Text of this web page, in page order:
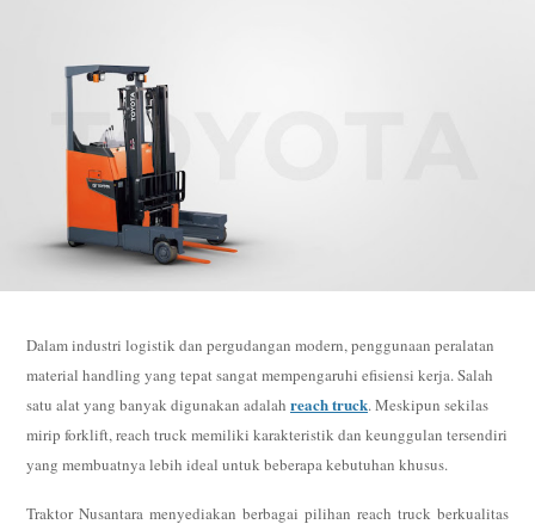
Dalam industri logistik dan pergudangan modern, penggunaan peralatan
material handling yang tepat sangat mempengaruhi efisiensi kerja. Salah
satu alat yang banyak digunakan adalah reach truck. Meskipun sekilas
mirip forklift, reach truck memiliki karakteristik dan keunggulan tersendiri
yang membuatnya lebih ideal untuk beberapa kebutuhan khusus.
Traktor Nusantara menyediakan berbagai pilihan reach truck berkualitas